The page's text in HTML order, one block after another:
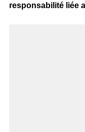
responsabilité liée